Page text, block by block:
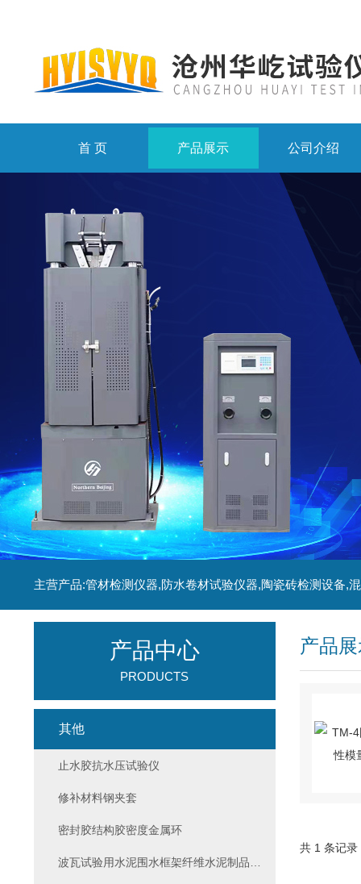
首 页 产品展示 公司介绍
产品
共 1 条记
产品中心
PRODUCTS
其他
止水胶抗水压试验仪
修补材料钢夹套
密封胶结构胶密度金属环